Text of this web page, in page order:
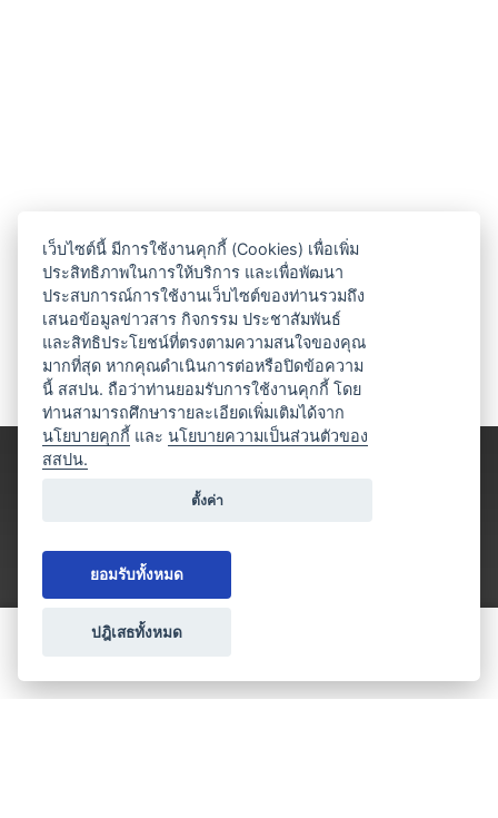
ประเภทธุรกิจไมซ์
เว็บไซต์นี้ มีการใช้งานคุกกี้ (Cookies) เพื่อเพิ่ม
ประสิทธิภาพในการให้บริการ และเพื่อพัฒนา
ประสบการณ์การใช้งานเว็บไซต์ของท่านรวมถึง
เสนอข้อมูลข่าวสาร กิจกรรม ประชาสัมพันธ์
และสิทธิประโยชน์ที่ตรงตามความสนใจของคุณ
มากที่สุด หากคุณดำเนินการต่อหรือปิดข้อความ
นี้ สสปน. ถือว่าท่านยอมรับการใช้งานคุกกี้ โดย
ท่านสามารถศึกษารายละเอียดเพิ่มเติมได้จาก
นโยบายคุกกี้ และนโยบายความเป็นส่วนตัวของ
สสปน.
ตั้งค่า
ยอมรับทั้งหมด
ปฎิเสธทั้งหมด